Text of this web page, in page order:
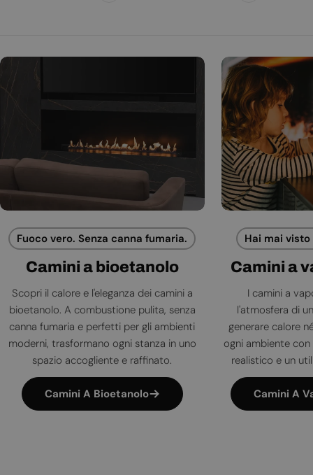
Fuoco vero. Senza canna fumaria.
Camini a bioetanolo
Scopri il calore e l'eleganza dei camini a
bioetanolo. A combustione pulita, senza
canna fumaria e perfetti per gli ambienti
moderni, trasformano ogni stanza in uno
spazio accogliente e raffinato.
Camini A Bioetanolo
Hai mai
Camini a
I camini a
l'atmosfera di
generare calore
ogni ambiente
realistico e un
Camini A